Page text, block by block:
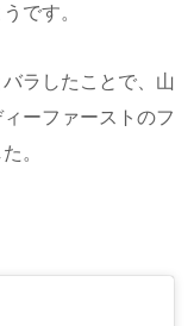
です。
ラしたことで、山
ーファーストのフ
。